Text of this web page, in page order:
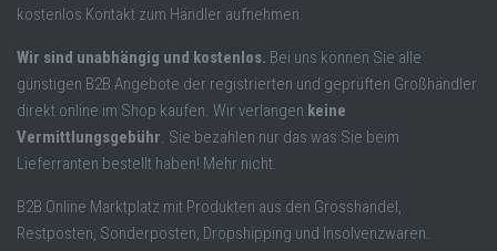
kostenlos Kontakt zum Händler aufnehmen.
Wir sind unabhängig und kostenlos. Bei uns können Sie alle
günstigen B2B Angebote der registrierten und geprüften Großhändler
direkt online im Shop kaufen. Wir verlangen keine
Vermittlungsgebühr. Sie bezahlen nur das was Sie beim
Lieferranten bestellt haben! Mehr nicht.
B2B Online Marktplatz mit Produkten aus den Grosshandel,
Restposten, Sonderposten, Dropshipping und Insolvenzwaren.